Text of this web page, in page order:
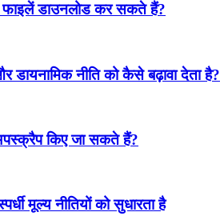
फाइलें डाउनलोड कर सकते हैं?
डायनामिक नीति को कैसे बढ़ावा देता है?
किए जा सकते हैं?
मूल्य नीतियों को सुधारता है